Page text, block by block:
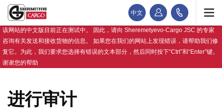
中文
该网站的中文版目前正在测试中。 因此，请向 Sheremetyevo-Cargo JSC 的专家
咨询有关发送和接收货物的信息。 如果您在我们的网站上发现错误，请帮助我们修
复它。为此，我们要求您选择有错误的文本部分，然后同时按下“Ctrl”和“Enter”键。
谢谢您的帮助
进行审计